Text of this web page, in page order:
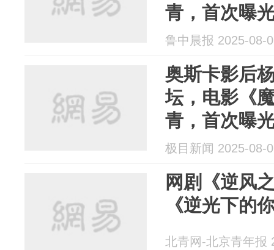
青，首次曝
鲁中晨报 2025-08-
奥斯卡影后
坛，电影《
青，首次曝
极目新闻 2025-08-
网剧《逆风
《逆光下的
北青网-北京青年报